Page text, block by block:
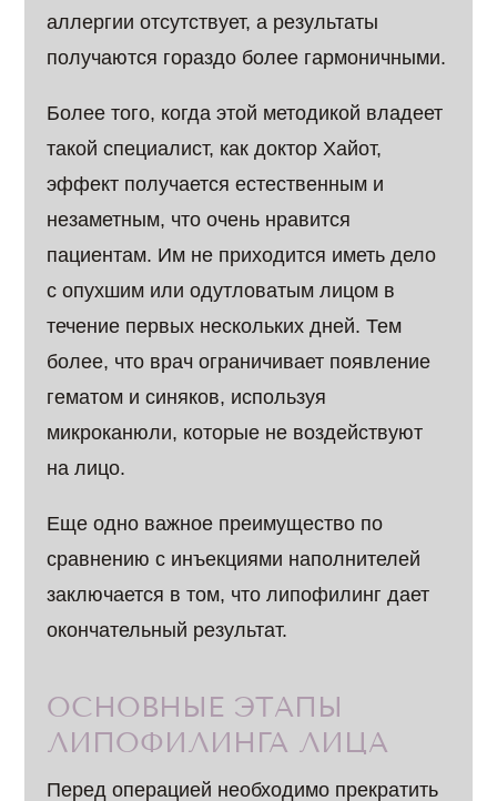
аллергии отсутствует, а результаты
получаются гораздо более гармоничными.
Более того, когда этой методикой владеет
такой специалист, как доктор Хайот,
эффект получается естественным и
незаметным, что очень нравится
пациентам. Им не приходится иметь дело
с опухшим или одутловатым лицом в
течение первых нескольких дней. Тем
более, что врач ограничивает появление
гематом и синяков, используя
микроканюли, которые не воздействуют
на лицо.
Еще одно важное преимущество по
сравнению с инъекциями наполнителей
заключается в том, что липофилинг дает
окончательный результат.
ОСНОВНЫЕ ЭТАПЫ
ЛИПОФИЛИНГА ЛИЦА
Перед операцией необходимо прекратить